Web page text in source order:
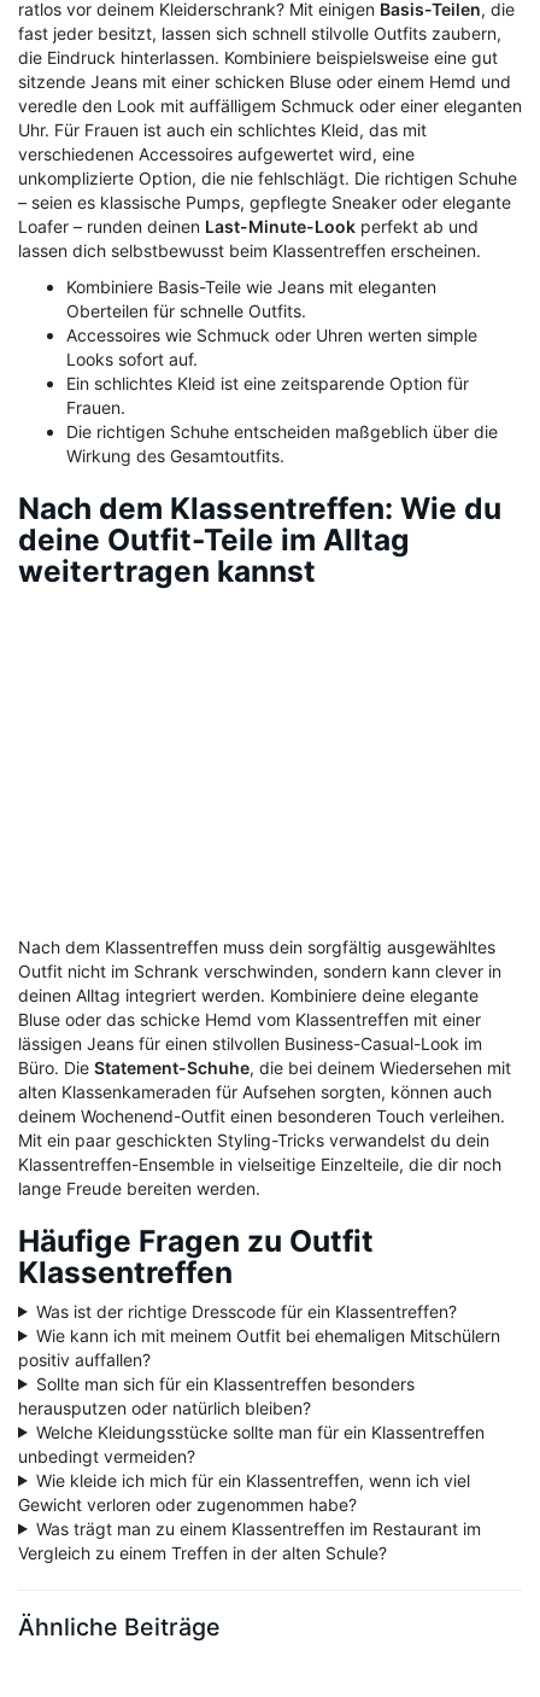
ratlos vor deinem Kleiderschrank? Mit einigen Basis-Teilen, die
fast jeder besitzt, lassen sich schnell stilvolle Outfits zaubern,
die Eindruck hinterlassen. Kombiniere beispielsweise eine gut
sitzende Jeans mit einer schicken Bluse oder einem Hemd und
veredle den Look mit auffälligem Schmuck oder einer eleganten
Uhr. Für Frauen ist auch ein schlichtes Kleid, das mit
verschiedenen Accessoires aufgewertet wird, eine
unkomplizierte Option, die nie fehlschlägt. Die richtigen Schuhe
– seien es klassische Pumps, gepflegte Sneaker oder elegante
Loafer – runden deinen Last-Minute-Look perfekt ab und
lassen dich selbstbewusst beim Klassentreffen erscheinen.
Kombiniere Basis-Teile wie Jeans mit eleganten
Oberteilen für schnelle Outfits.
Accessoires wie Schmuck oder Uhren werten simple
Looks sofort auf.
Ein schlichtes Kleid ist eine zeitsparende Option für
Frauen.
Die richtigen Schuhe entscheiden maßgeblich über die
Wirkung des Gesamtoutfits.
Nach dem Klassentreffen: Wie du
deine Outfit-Teile im Alltag
weitertragen kannst
Nach dem Klassentreffen muss dein sorgfältig ausgewähltes
Outfit nicht im Schrank verschwinden, sondern kann clever in
deinen Alltag integriert werden. Kombiniere deine elegante
Bluse oder das schicke Hemd vom Klassentreffen mit einer
lässigen Jeans für einen stilvollen Business-Casual-Look im
Büro. Die Statement-Schuhe, die bei deinem Wiedersehen mit
alten Klassenkameraden für Aufsehen sorgten, können auch
deinem Wochenend-Outfit einen besonderen Touch verleihen.
Mit ein paar geschickten Styling-Tricks verwandelst du dein
Klassentreffen-Ensemble in vielseitige Einzelteile, die dir noch
lange Freude bereiten werden.
Häufige Fragen zu Outfit
Klassentreffen
Was ist der richtige Dresscode für ein Klassentreffen?
Wie kann ich mit meinem Outfit bei ehemaligen Mitschülern
positiv auffallen?
Sollte man sich für ein Klassentreffen besonders
herausputzen oder natürlich bleiben?
Welche Kleidungsstücke sollte man für ein Klassentreffen
unbedingt vermeiden?
Wie kleide ich mich für ein Klassentreffen, wenn ich viel
Gewicht verloren oder zugenommen habe?
Was trägt man zu einem Klassentreffen im Restaurant im
Vergleich zu einem Treffen in der alten Schule?
Ähnliche Beiträge